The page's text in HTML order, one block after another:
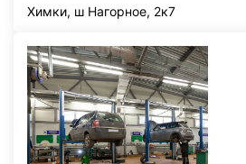
Химки, ш Нагорное, 2к7